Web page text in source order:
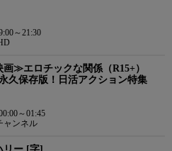
～21:30
画≫エロチックな関係（R15+）
久保存版！日活アクション特集
～01:45
ャンネル